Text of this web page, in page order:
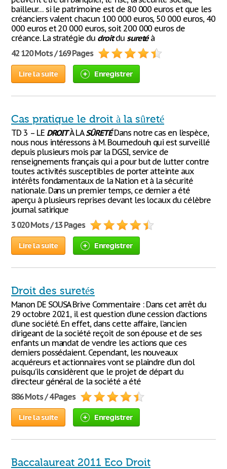
bailleur… si le patrimoine est de 80 000 euros et que les
créanciers valent chacun 100 000 euros, 50 000 euros, 40
000 euros et 20 000 euros, soit 200 000 euros de
créance. La stratégie du droitdu suretéà
42 120 Mots / 169 Pages
Lire la suite Enregistrer
Cas pratique le droit à la sûreté
TD 3 – LE DROITÀ LASÛRETÉDans notre cas en l’espèce,
nous nous intéressons à M. Boumedouh qui est surveillé
depuis plusieurs mois par la DGSI, service de
renseignements français qui a pour but de lutter contre
toutes activités susceptibles de porter atteinte aux
intérêts fondamentaux de la Nation et à la sécurité
nationale. Dans un premier temps, ce dernier a été
aperçu à plusieurs reprises devant les locaux du célèbre
journal satirique
3 020 Mots / 13 Pages
Lire la suite Enregistrer
Droit des suretés
Manon DE SOUSA Brive Commentaire : Dans cet arrêt du
29 octobre 2021, il est question d’une cession d’actions
d’une société. En effet, dans cette affaire, l’ancien
dirigeant de la société reçoit de son épouse et de ses
enfants un mandat de vendre les actions que ces
derniers possédaient. Cependant, les nouveaux
acquéreurs et actionnaires vont se plaindre d’un dol
puisqu’ils considèrent que le projet de départ du
directeur général de la société a été
886 Mots / 4 Pages
Lire la suite Enregistrer
Baccalaureat 2011 Eco Droit